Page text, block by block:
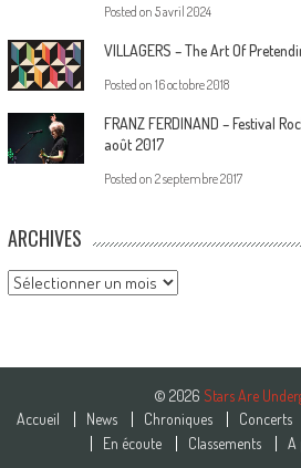
Posted on 5 avril 2024
VILLAGERS – The Art Of
Posted on 16 octobre 2018
FRANZ FERDINAND – Festival
août 2017
Posted on 2 septembre 2017
ARCHIVES
Archives
© 2026 Stars Are
Accueil
News Chroniques Concerts
En écoute
Classements A